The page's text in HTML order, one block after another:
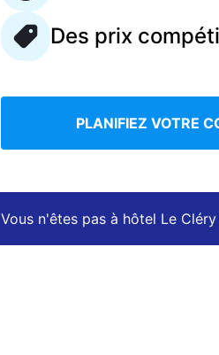
Des prix
PLANIFIEZ VOTRE
Vous n'êtes pas à hôtel Le Cléry